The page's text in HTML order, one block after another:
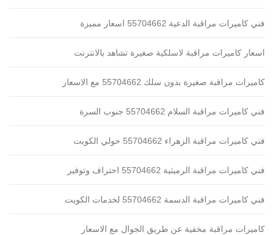
فني كاميرات مراقبة الدعية 55704662 اسعار مميزة
اسعار كاميرات مراقبة لاسلكية صغيرة تشاهد بالانترنت
كاميرات مراقبة صغيرة بدون سلك 55704662 مع الاسعار
فني كاميرات مراقبة السلام 55704662 جنوب السرة
فني كاميرات مراقبة الزهراء 55704662 حولي الكويت
فني كاميرات مراقبة الرميثية 55704662 احتراف وتوفير
فني كاميرات مراقبة الدسمة 55704662 لخدمات الكويت
كاميرات مراقبة مخفية عن طريق الجوال مع الاسعار